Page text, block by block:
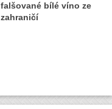
falšované bílé víno ze
zahraničí